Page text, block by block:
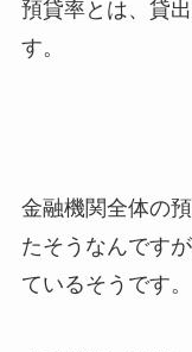
預貸率とは、貸
す。
金融機関全体の
たそうなんです
ているそうです。